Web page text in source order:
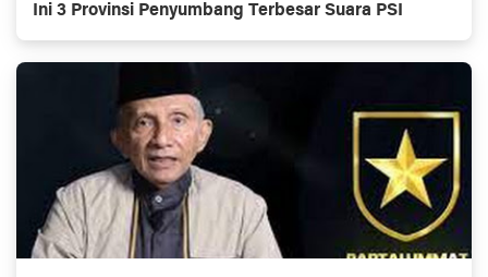
Ini 3 Provinsi Penyumbang Terbesar Suara PSI